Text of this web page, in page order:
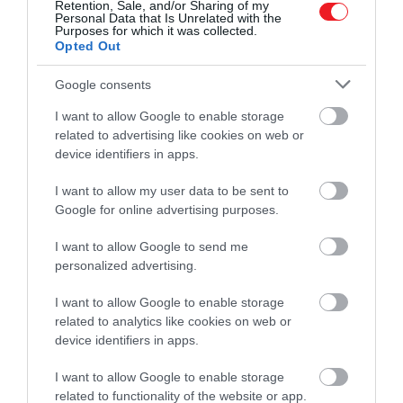
Retention, Sale, and/or Sharing of my
Personal Data that Is Unrelated with the
Purposes for which it was collected.
Opted Out
Google consents
I want to allow Google to enable storage
related to advertising like cookies on web or
device identifiers in apps.
I want to allow my user data to be sent to
Google for online advertising purposes.
I want to allow Google to send me
personalized advertising.
I want to allow Google to enable storage
related to analytics like cookies on web or
device identifiers in apps.
I want to allow Google to enable storage
related to functionality of the website or app.
barnulni. Ezen a ponton hagyhatjuk, hogy a szilárd
részek enyhén megbarnuljanak.
Fölözés és leszűrés
Amikor a ghi elkészült, egy kanállal vagy szűrővel
teljesen lefölözzük. Kapcsoljuk le a hőfokot, és
hogy a dolgok egy percig leülepedjenek. Ezután
óvatosan öntsük át az aranyszínű középső réteget egy
szűrőn keresztül egy tiszta üvegedénybe, a
tejszárazanyagot a serpenyő alján hagyva.
Ez is tetszeni fog!Ezzel az egyszerű trükkel tényleg
tökéletes lehet a burgonyapüréd